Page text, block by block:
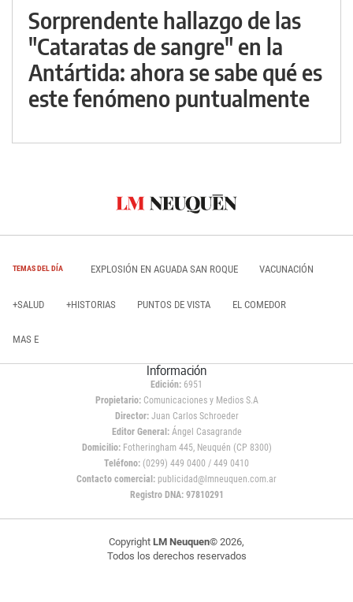
Sorprendente hallazgo de las
"Cataratas de sangre" en la
Antártida: ahora se sabe qué es
este fenómeno puntualmente
TEMAS DEL DÍA EXPLOSIÓN EN AGUADA SAN ROQUE VACUNACIÓN
+SALUD +HISTORIAS PUNTOS DE VISTA EL COMEDOR
MAS E
Información
Edición: 6951
Propietario:Comunicaciones y Medios S.A
Director: Juan Carlos Schroeder
Editor General:Ángel Casagrande
Domicilio:Fotheringham 445, Neuquén (CP 8300)
Teléfono: (0299) 449 0400 / 449 0410
Contacto comercial: publicidad@lmneuquen.com.ar
Registro DNA: 97810291
Copyright LM Neuquen© 2026,
Todos los derechos reservados